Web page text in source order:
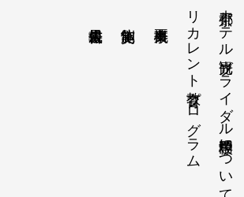
京都ホテル観光ブライダル専門学校について
リカレント教育プログラム